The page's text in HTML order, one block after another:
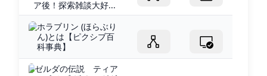
ア後！探索雑談大好...
ホラブリン (ほらぶり
ん)とは【ピクシブ百
科事典】
ゼルダの伝説 ティア